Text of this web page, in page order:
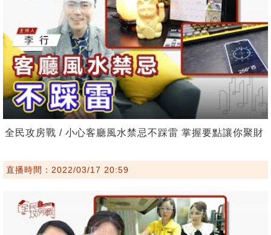
全民攻房戰 / 小心客廳風水禁忌不踩雷 掌握要點讓你聚財
直播時間：2022/03/17 20:59